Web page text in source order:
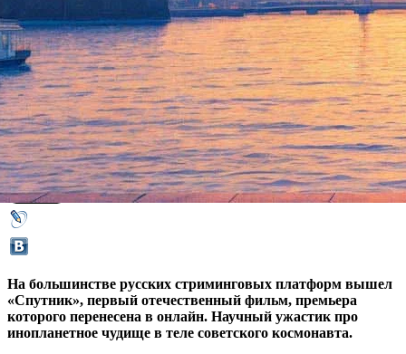
Русский «Спутник»: теплый
ламповый «Чужой»
23 апреля 2020,14:34 Версия для печати
На большинстве русских стриминговых платформ вышел
«Спутник», первый отечественный фильм, премьера
которого перенесена в онлайн. Научный ужастик про
инопланетное чудище в теле советского космонавта.